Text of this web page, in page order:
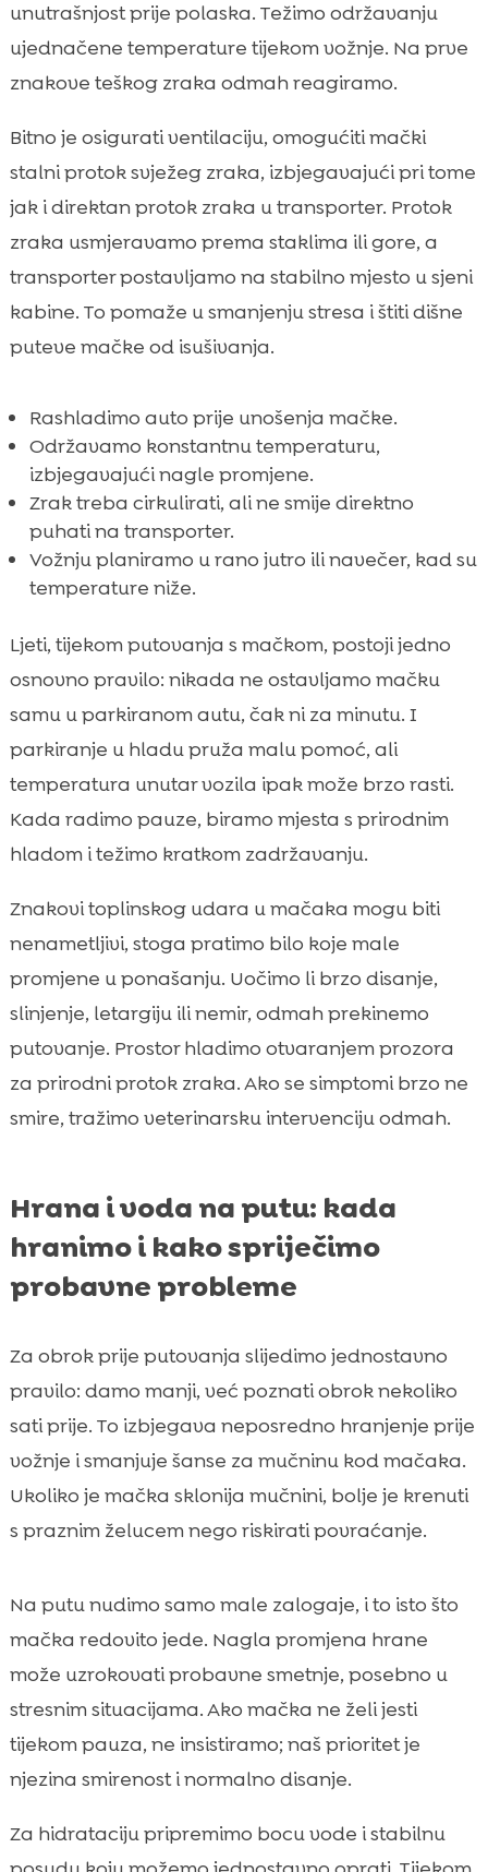
unutrašnjost prije polaska. Težimo održavanju
ujednačene temperature tijekom vožnje. Na prve
znakove teškog zraka odmah reagiramo.
Bitno je osigurati ventilaciju, omogućiti mački
stalni protok svježeg zraka, izbjegavajući pri tome
jak i direktan protok zraka u transporter. Protok
zraka usmjeravamo prema staklima ili gore, a
transporter postavljamo na stabilno mjesto u sjeni
kabine. To pomaže u smanjenju stresa i štiti dišne
puteve mačke od isušivanja.
Rashladimo auto prije unošenja mačke.
Održavamo konstantnu temperaturu,
izbjegavajući nagle promjene.
Zrak treba cirkulirati, ali ne smije direktno
puhati na transporter.
Vožnju planiramo u rano jutro ili navečer, kad su
temperature niže.
Ljeti, tijekom putovanja s mačkom, postoji jedno
osnovno pravilo: nikada ne ostavljamo mačku
samu u parkiranom autu, čak ni za minutu. I
parkiranje u hladu pruža malu pomoć, ali
temperatura unutar vozila ipak može brzo rasti.
Kada radimo pauze, biramo mjesta s prirodnim
hladom i težimo kratkom zadržavanju.
Znakovi toplinskog udara u mačaka mogu biti
nenametljivi, stoga pratimo bilo koje male
promjene u ponašanju. Uočimo li brzo disanje,
slinjenje, letargiju ili nemir, odmah prekinemo
putovanje. Prostor hladimo otvaranjem prozora
za prirodni protok zraka. Ako se simptomi brzo ne
smire, tražimo veterinarsku intervenciju odmah.
Hrana i voda na putu: kada
hranimo i kako spriječimo
probavne probleme
Za obrok prije putovanja slijedimo jednostavno
pravilo: damo manji, već poznati obrok nekoliko
sati prije. To izbjegava neposredno hranjenje prije
vožnje i smanjuje šanse za mučninu kod mačaka.
Ukoliko je mačka sklonija mučnini, bolje je krenuti
s praznim želucem nego riskirati povraćanje.
Na putu nudimo samo male zalogaje, i to isto što
mačka redovito jede. Nagla promjena hrane
može uzrokovati probavne smetnje, posebno u
stresnim situacijama. Ako mačka ne želi jesti
tijekom pauza, ne insistiramo; naš prioritet je
njezina smirenost i normalno disanje.
Za hidrataciju pripremimo bocu vode i stabilnu